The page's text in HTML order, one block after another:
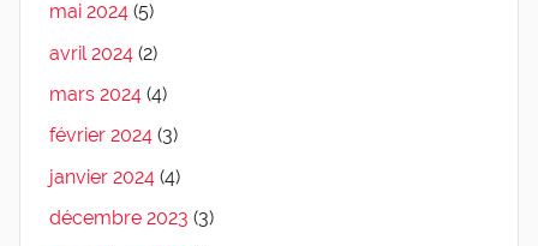
mai 2024 (5)
avril 2024 (2)
mars 2024 (4)
février 2024 (3)
janvier 2024 (4)
décembre 2023 (3)